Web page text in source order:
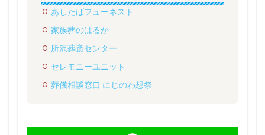
あしたばフューネスト
家族葬のはるか
所沢葬斎センター
セレモニーユニット
葬儀相談窓口 にじのわ想祭